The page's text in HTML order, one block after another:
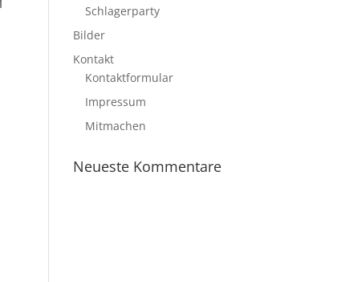
Schlagerparty
Bilder
Kontakt
Kontaktformular
Impressum
Mitmachen
Neueste Kommentare